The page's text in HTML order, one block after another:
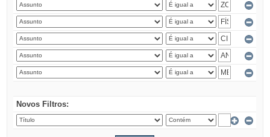
Novos Filtros: